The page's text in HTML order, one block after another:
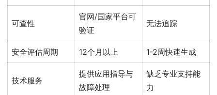
可查性
官网/国家平台可
验证
无法追踪
安全评估周期 12个月以上 1-2周快速生成
技术服务
提供应用指导与
故障处理
缺乏专业支持能
力